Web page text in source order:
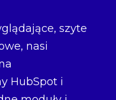
szyte
nasi
HubSpot i